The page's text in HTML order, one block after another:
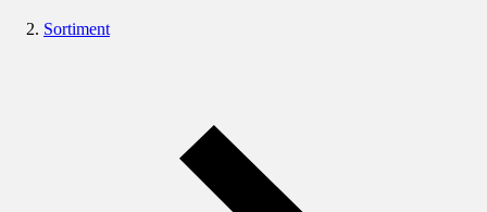
Sortiment